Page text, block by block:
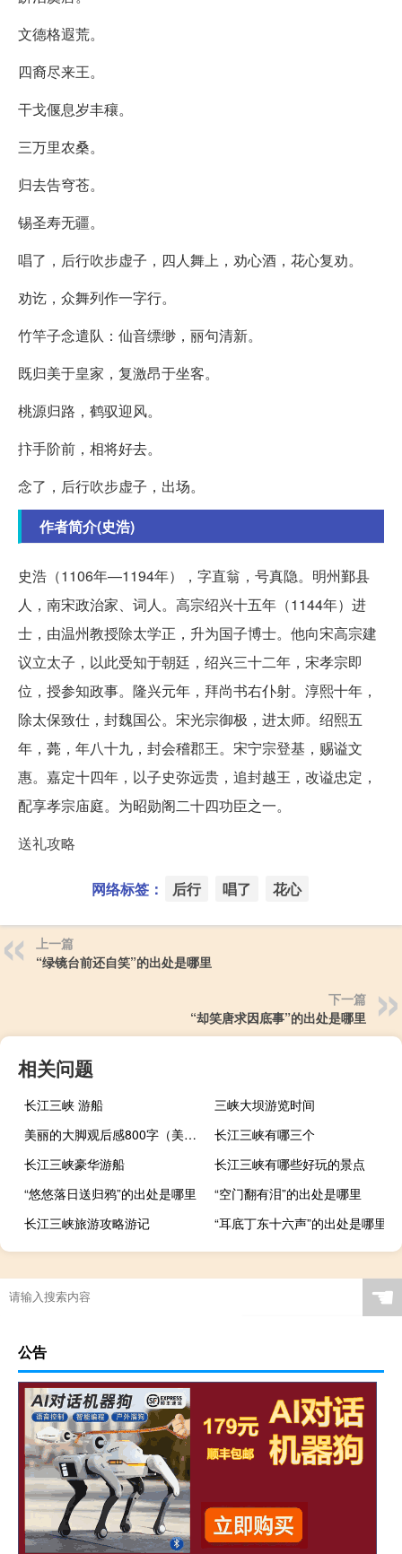
文德格遐荒。
四裔尽来王。
干戈偃息岁丰穰。
三万里农桑。
归去告穹苍。
锡圣寿无疆。
唱了，后行吹步虚子，四人舞上，劝心酒，花心复劝。
劝讫，众舞列作一字行。
竹竿子念遣队：仙音缥缈，丽句清新。
既归美于皇家，复激昂于坐客。
桃源归路，鹤驭迎风。
抃手阶前，相将好去。
念了，后行吹步虚子，出场。
作者简介(史浩)
史浩（1106年—1194年），字直翁，号真隐。明州鄞县
人，南宋政治家、词人。高宗绍兴十五年（1144年）进
士，由温州教授除太学正，升为国子博士。他向宋高宗建
议立太子，以此受知于朝廷，绍兴三十二年，宋孝宗即
位，授参知政事。隆兴元年，拜尚书右仆射。淳熙十年，
除太保致仕，封魏国公。宋光宗御极，进太师。绍熙五
年，薨，年八十九，封会稽郡王。宋宁宗登基，赐谥文
惠。嘉定十四年，以子史弥远贵，追封越王，改谥忠定，
配享孝宗庙庭。为昭勋阁二十四功臣之一。
送礼攻略
网络标签： 后行 唱了 花心
上一篇
“绿镜台前还自笑”的出处是哪里
下一篇
“却笑唐求因底事”的出处是哪里
相关问题
长江三峡 游船
三峡大坝游览时间
美丽的大脚观后感800字（美丽的大脚观后感）
长江三峡有哪三个
长江三峡豪华游船
长江三峡有哪些好玩的景点
“悠悠落日送归鸦”的出处是哪里
“空门翻有泪”的出处是哪里
长江三峡旅游攻略游记
“耳底丁东十六声”的出处是哪里
☚
公告